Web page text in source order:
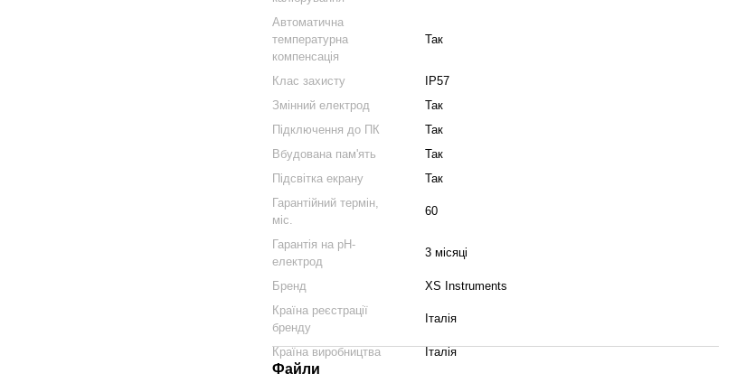
Автоматична
температурна
компенсація
Так
Клас захисту
IP57
Змінний електрод
Так
Підключення до ПК
Так
Вбудована пам'ять
Так
Підсвітка екрану
Так
Гарантійний термін,
міс.
60
Гарантія на pH-
електрод
3 місяці
Бренд
XS Instruments
Країна реєстрації
бренду
Італія
Країна виробництва Італія
Файли